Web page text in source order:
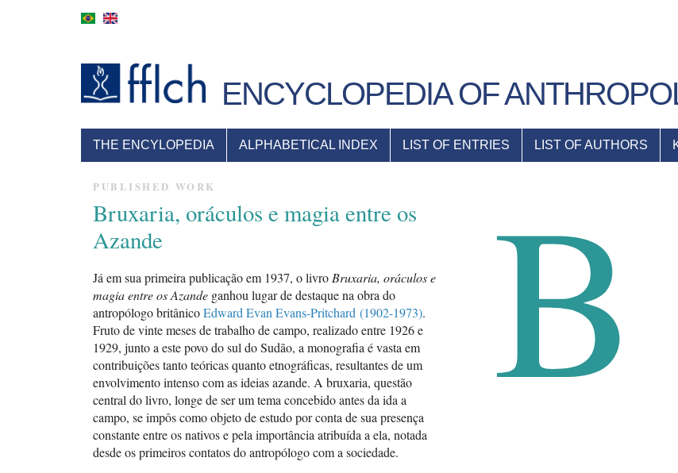
ENCYCLOPEDIA OF
NAVEGAÇÃO
PRINCIPAL
THE ENCYLOPEDIA ALPHABETICAL INDEX LIST OF ENTRIES LIST OF AUTHORS
PUBLISHED WORK
Bruxaria, oráculos e magia entre os
Azande
Já em sua primeira publicação em 1937, o livro Bruxaria, oráculos e
magia entre os Azande ganhou lugar de destaque na obra do
antropólogo britânicoEdward Evan Evans-Pritchard (1902-1973).
Fruto de vinte meses de trabalho de campo, realizado entre 1926 e
1929, junto a este povo do sul do Sudão, a monografia é vasta em
contribuições tanto teóricas quanto etnográficas, resultantes de um
envolvimento intenso com as ideias azande. A bruxaria, questão
central do livro, longe de ser um tema concebido antes da ida a
campo, se impôs como objeto de estudo por conta de sua presença
constante entre os nativos e pela importância atribuída a ela, notada
desde os primeiros contatos do antropólogo com a sociedade.
B